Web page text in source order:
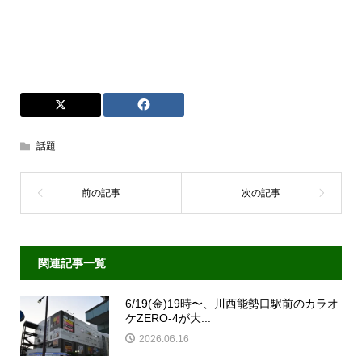
話題
関連記事一覧
6/19(金)19時〜、川西能勢口駅前のカラオ
ケZERO-4が大...
2026.06.16